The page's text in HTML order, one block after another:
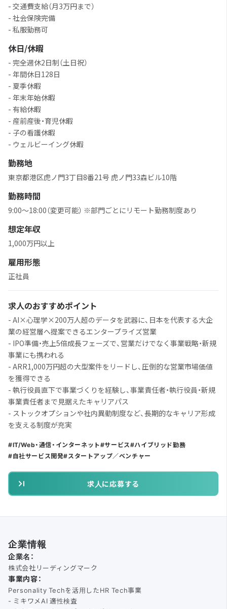
- 交通費支給（月3万円まで）
- 社会保険完備
- 私服勤務可
休日/休暇
- 完全週休2日制（土日祝）
- 年間休日128日
- 夏季休暇
- 年末年始休暇
- 有給休暇
- 産前産後・育児休暇
- 子の看護休暇
- ウェルビーイング休暇
勤務地
東京都港区虎ノ門3丁目8番21号 虎ノ門33森ビル10階
勤務時間
9:00～18:00（変更可能） ※部門ごとにリモート勤務制度あり
想定年収
1,000万円以上
雇用形態
正社員
求人のおすすめポイント
- AI×心理学×200万人超のデータを武器に、日本を代表する大企
業の経営層へ提案できるエンタープライズ営業
- IPO準備・売上5倍成長フェーズで、営業だけでなく事業戦略・新規
事業にも携われる
- ARR1,000万円超の大型案件をリードし、圧倒的な営業市場価値
を獲得できる
- 執行役員直下で事業づくりを経験し、事業責任者・執行役員・新規
事業責任者まで見据えたキャリアパス
- ストックオプションや社内異動制度など、長期的なキャリア形成
を支える制度が充実
IT/Web・通信・インターネット サービス ハイブリッド勤務
自社サービス開発 スタートアップ／ベンチャー
求人に応募する
企業情報
企業名：
株式会社リーディングマーク
事業内容：
Personality Techを活用したHR Tech事業
- ミキワメAI 適性検査